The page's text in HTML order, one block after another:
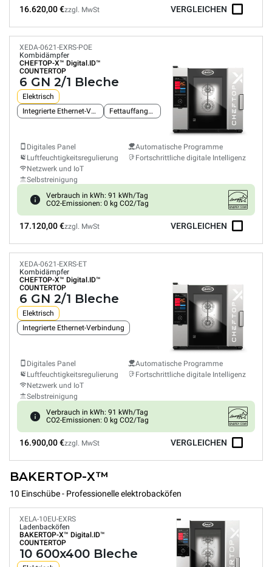
16.620,00 €zzgl. MwSt VERGLEICHEN
XEDA-0621-EXRS-POE
Kombidämpfer
CHEFTOP-X™ Digital.ID™
COUNTERTOP
6 GN 2/1 Bleche
Elektrisch
Integrierte Ethernet-Verbindung
Fettauffangsystem
Digitales Panel
Luftfeuchtigkeitsregulierung
Netzwerk und IoT
Selbstreinigung
Automatische Programme
Fortschrittliche digitale Intelligenz
Verbrauch in kWh: 91 kWh/Tag
CO2-Emissionen: 0 kg CO2/Tag
17.120,00 €zzgl. MwSt VERGLEICHEN
XEDA-0621-EXRS-ET
Kombidämpfer
CHEFTOP-X™ Digital.ID™
COUNTERTOP
6 GN 2/1 Bleche
Elektrisch
Integrierte Ethernet-Verbindung
Digitales Panel
Luftfeuchtigkeitsregulierung
Netzwerk und IoT
Selbstreinigung
Automatische Programme
Fortschrittliche digitale Intelligenz
Verbrauch in kWh: 91 kWh/Tag
CO2-Emissionen: 0 kg CO2/Tag
16.900,00 €zzgl. MwSt VERGLEICHEN
BAKERTOP-X™
10 Einschübe - Professionelle elektrobacköfen
XELA-10EU-EXRS
Ladenbacköfen
BAKERTOP-X™ Digital.ID™
COUNTERTOP
10 600x400 Bleche